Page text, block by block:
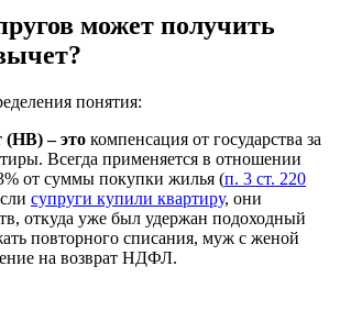
может получить
понятия:
– это компенсация от государства за
Всегда применяется в отношении
от суммы покупки жилья (п. 3 ст. 220
супруги купили квартиру, они
откуда уже был удержан подоходный
повторного списания, муж с женой
на возврат НДФЛ.